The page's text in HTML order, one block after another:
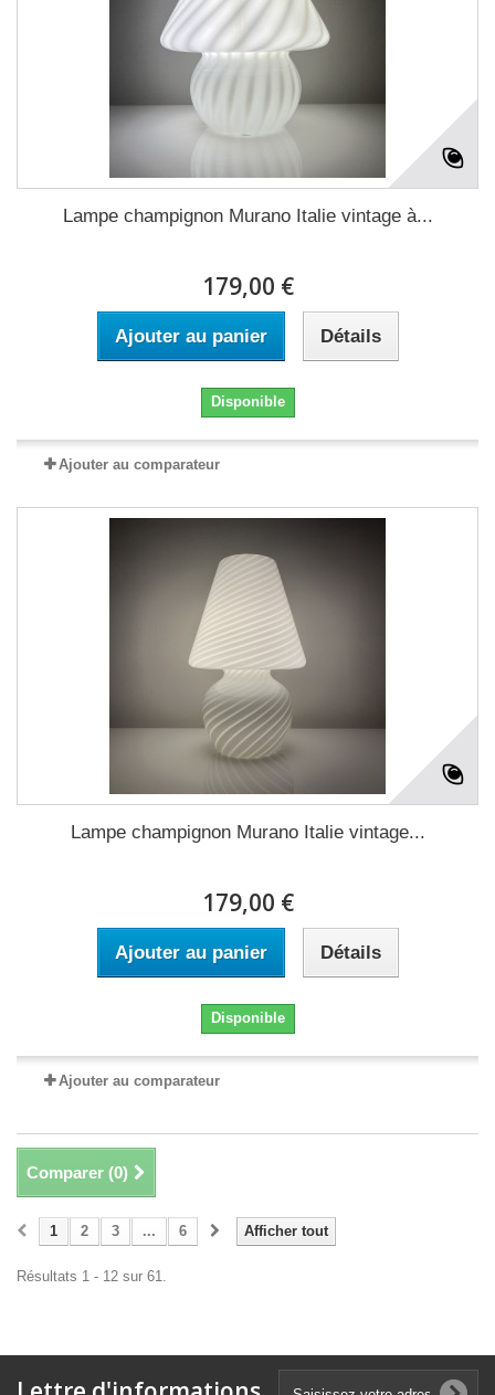
Lampe champignon Murano Italie vintage à...
179,00 €
Ajouter au panier Détails
Disponible
Ajouter au comparateur
Lampe champignon Murano Italie vintage...
179,00 €
Ajouter au panier Détails
Disponible
Ajouter au comparateur
Comparer (0)
Afficher tout
1 2 3 ... 6
Résultats 1 - 12 sur 61.